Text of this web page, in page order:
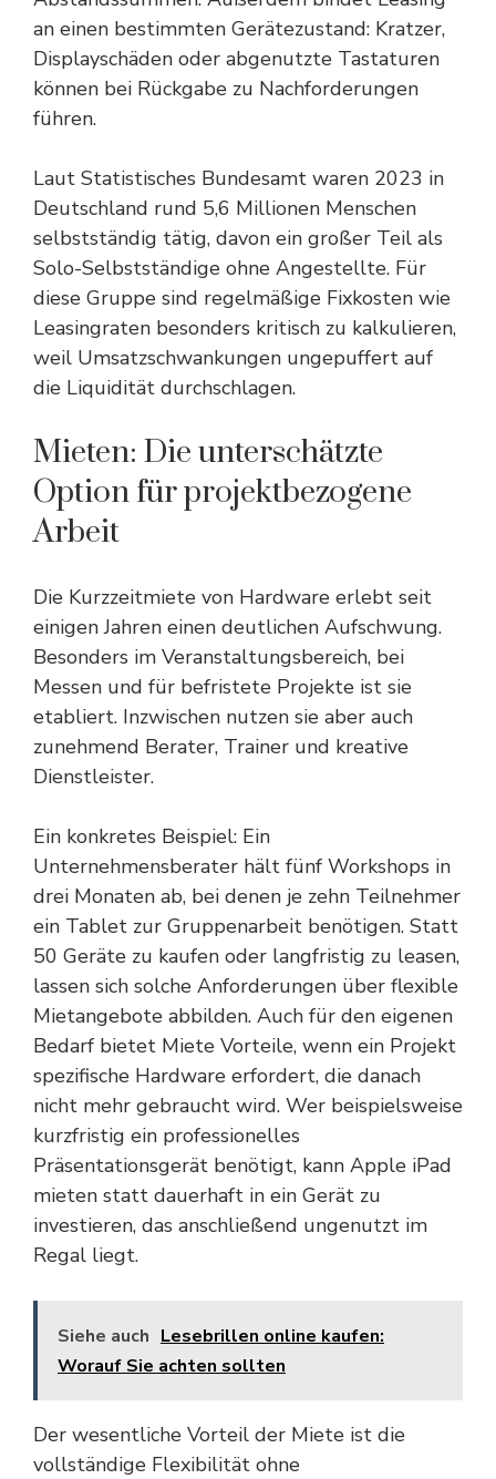
an einen bestimmten Gerätezustand: Kratzer,
Displayschäden oder abgenutzte Tastaturen
können bei Rückgabe zu Nachforderungen
führen.
Laut Statistisches Bundesamt waren 2023 in
Deutschland rund 5,6 Millionen Menschen
selbstständig tätig, davon ein großer Teil als
Solo-Selbstständige ohne Angestellte. Für
diese Gruppe sind regelmäßige Fixkosten wie
Leasingraten besonders kritisch zu kalkulieren,
weil Umsatzschwankungen ungepuffert auf
die Liquidität durchschlagen.
Mieten: Die unterschätzte
Option für projektbezogene
Arbeit
Die Kurzzeitmiete von Hardware erlebt seit
einigen Jahren einen deutlichen Aufschwung.
Besonders im Veranstaltungsbereich, bei
Messen und für befristete Projekte ist sie
etabliert. Inzwischen nutzen sie aber auch
zunehmend Berater, Trainer und kreative
Dienstleister.
Ein konkretes Beispiel: Ein
Unternehmensberater hält fünf Workshops in
drei Monaten ab, bei denen je zehn Teilnehmer
ein Tablet zur Gruppenarbeit benötigen. Statt
50 Geräte zu kaufen oder langfristig zu leasen,
lassen sich solche Anforderungen über flexible
Mietangebote abbilden. Auch für den eigenen
Bedarf bietet Miete Vorteile, wenn ein Projekt
spezifische Hardware erfordert, die danach
nicht mehr gebraucht wird. Wer beispielsweise
kurzfristig ein professionelles
Präsentationsgerät benötigt, kann Apple iPad
mieten statt dauerhaft in ein Gerät zu
investieren, das anschließend ungenutzt im
Regal liegt.
Siehe auch Lesebrillen online kaufen:
Worauf Sie achten sollten
Der wesentliche Vorteil der Miete ist die
vollständige Flexibilität ohne